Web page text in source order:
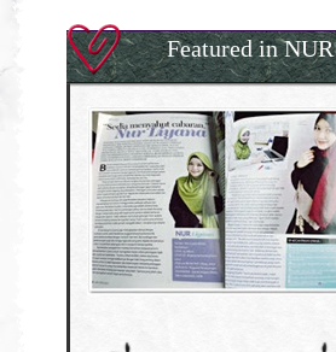
Featured in NUR